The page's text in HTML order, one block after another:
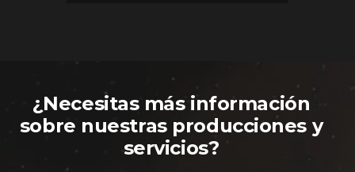
¿Necesitas más información
sobre nuestras producciones y
servicios?